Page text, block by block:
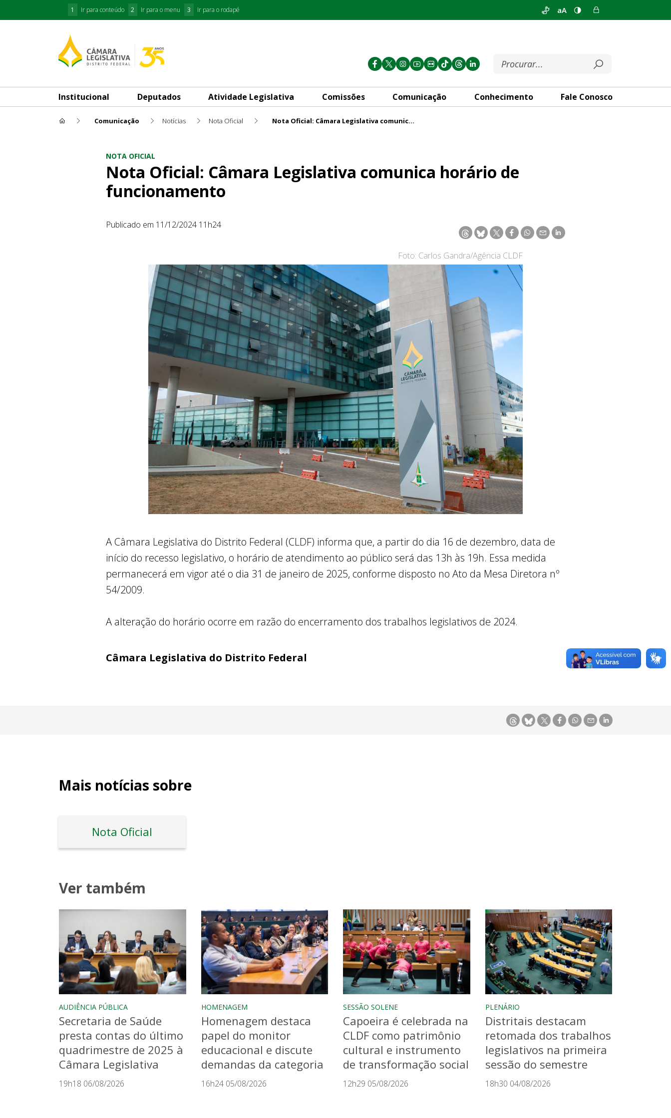
1 Ir para conteúdo 2 Ir para o menu 3 Ir para o rodapé aA
Institucional Deputados Atividade Legislativa Comissões Comunicação Conhecimento Fale Conosco
Comunicação Notícias Nota Oficial Nota Oficial: Câmara Legislativa comunica horário de funcionamento
NOTA OFICIAL
Nota Oficial: Câmara Legislativa comunica horário de
funcionamento
Publicado em 11/12/2024 11h24
Foto: Carlos Gandra/Agência CLDF
A Câmara Legislativa do Distrito Federal (CLDF) informa que, a partir do dia 16 de dezembro, data de
início do recesso legislativo, o horário de atendimento ao público será das 13h às 19h. Essa medida
permanecerá em vigor até o dia 31 de janeiro de 2025, conforme disposto no Ato da Mesa Diretora nº
54/2009.
A alteração do horário ocorre em razão do encerramento dos trabalhos legislativos de 2024.
Câmara Legislativa do Distrito Federal
Mais notícias sobre
Nota Oficial
Ver também
AUDIÊNCIA PÚBLICA
Secretaria de Saúde
presta contas do último
quadrimestre de 2025 à
Câmara Legislativa
19h18 06/08/2026
HOMENAGEM
Homenagem destaca
papel do monitor
educacional e discute
demandas da categoria
16h24 05/08/2026
SESSÃO SOLENE
Capoeira é celebrada na
CLDF como patrimônio
cultural e instrumento
de transformação social
12h29 05/08/2026
PLENÁRIO
Distritais destacam
retomada dos trabalhos
legislativos na primeira
sessão do semestre
18h30 04/08/2026